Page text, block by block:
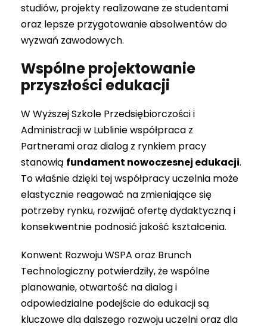
studiów, projekty realizowane ze studentami
oraz lepsze przygotowanie absolwentów do
wyzwań zawodowych.
Wspólne projektowanie
przyszłości edukacji
W Wyższej Szkole Przedsiębiorczości i
Administracji w Lublinie współpraca z
Partnerami oraz dialog z rynkiem pracy
stanowią fundament nowoczesnej edukacji.
To właśnie dzięki tej współpracy uczelnia może
elastycznie reagować na zmieniające się
potrzeby rynku, rozwijać ofertę dydaktyczną i
konsekwentnie podnosić jakość kształcenia.
Konwent Rozwoju WSPA oraz Brunch
Technologiczny potwierdziły, że wspólne
planowanie, otwartość na dialog i
odpowiedzialne podejście do edukacji są
kluczowe dla dalszego rozwoju uczelni oraz dla